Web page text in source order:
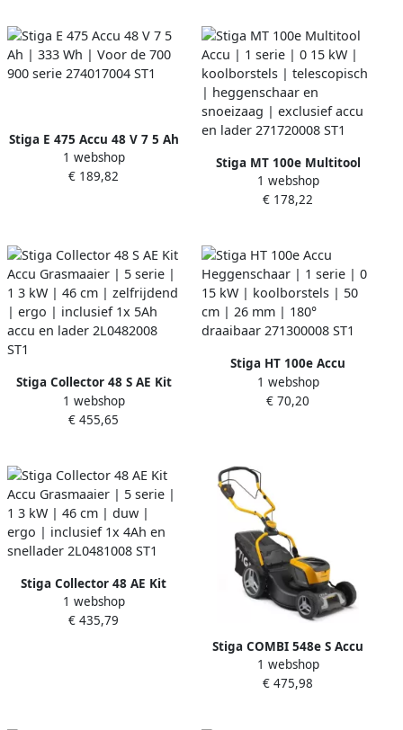
Stiga E 475 Accu 48 V 7 5 Ah
| 333 Wh | Voor de 700 900
serie 274017004 ST1
1 webshop
€ 189,82
Stiga MT 100e Multitool
Accu | 1 serie | 0 15 kW |
koolborstels | telescopisch
en lader 271720008 ST1
1 webshop
€ 178,22
Stiga Collector 48 S AE Kit
Accu Grasmaaier | 5 serie |
1 3 kW | 46 cm | zelfrijdend
ST1
1 webshop
€ 455,65
Stiga HT 100e Accu
Heggenschaar | 1 serie | 0
15 kW | koolborstels | 50
1 webshop
€ 70,20
Stiga Collector 48 AE Kit
Accu Grasmaaier | 5 serie |
1 3 kW | 46 cm | duw | ergo
1 webshop
€ 435,79
Stiga COMBI 548e S Accu
Grasmaaier | 5 serie | 1 5
kW | 46 cm combi |
1 webshop
€ 475,98